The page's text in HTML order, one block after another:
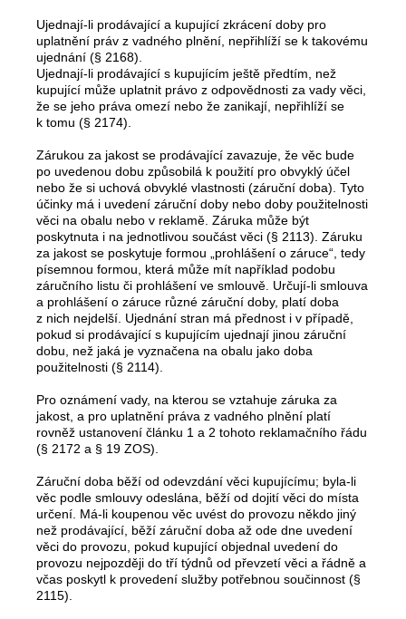
Ujednají-li prodávající a kupující zkrácení doby pro
uplatnění práv z vadného plnění, nepřihlíží se k takovému
ujednání (§ 2168).
Ujednají-li prodávající s kupujícím ještě předtím, než
kupující může uplatnit právo z odpovědnosti za vady věci,
že se jeho práva omezí nebo že zanikají, nepřihlíží se
k tomu (§ 2174).
Zárukou za jakost se prodávající zavazuje, že věc bude
po uvedenou dobu způsobilá k použití pro obvyklý účel
nebo že si uchová obvyklé vlastnosti (záruční doba). Tyto
účinky má i uvedení záruční doby nebo doby použitelnosti
věci na obalu nebo v reklamě. Záruka může být
poskytnuta i na jednotlivou součást věci (§ 2113). Záruku
za jakost se poskytuje formou „prohlášení o záruce“, tedy
písemnou formou, která může mít například podobu
záručního listu či prohlášení ve smlouvě. Určují-li smlouva
a prohlášení o záruce různé záruční doby, platí doba
z nich nejdelší. Ujednání stran má přednost i v případě,
pokud si prodávající s kupujícím ujednají jinou záruční
dobu, než jaká je vyznačena na obalu jako doba
použitelnosti (§ 2114).
Pro oznámení vady, na kterou se vztahuje záruka za
jakost, a pro uplatnění práva z vadného plnění platí
rovněž ustanovení článku 1 a 2 tohoto reklamačního řádu
(§ 2172 a § 19 ZOS).
Záruční doba běží od odevzdání věci kupujícímu; byla-li
věc podle smlouvy odeslána, běží od dojití věci do místa
určení. Má-li koupenou věc uvést do provozu někdo jiný
než prodávající, běží záruční doba až ode dne uvedení
věci do provozu, pokud kupující objednal uvedení do
provozu nejpozději do tří týdnů od převzetí věci a řádně a
včas poskytl k provedení služby potřebnou součinnost (§
2115).